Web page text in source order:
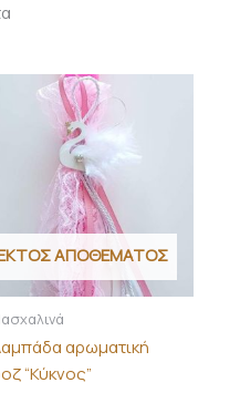
ΑΠΟΘΈΜΑΤΟΣ
αρωματική
“Κύκνος”